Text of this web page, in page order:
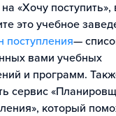
«Хочу поступить»,
это учебное
поступления—
вами учебных
и программ.
сервис
который
Оценить